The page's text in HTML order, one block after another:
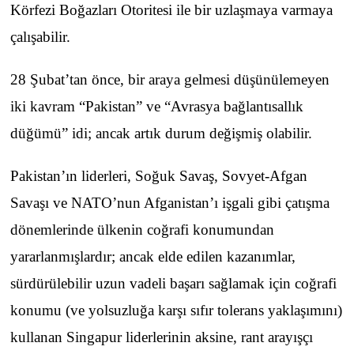
Körfezi Boğazları Otoritesi ile bir uzlaşmaya varmaya
çalışabilir.
28 Şubat’tan önce, bir araya gelmesi düşünülemeyen
iki kavram “Pakistan” ve “Avrasya bağlantısallık
düğümü” idi; ancak artık durum değişmiş olabilir.
Pakistan’ın liderleri, Soğuk Savaş, Sovyet-Afgan
Savaşı ve NATO’nun Afganistan’ı işgali gibi çatışma
dönemlerinde ülkenin coğrafi konumundan
yararlanmışlardır; ancak elde edilen kazanımlar,
sürdürülebilir uzun vadeli başarı sağlamak için coğrafi
konumu (ve yolsuzluğa karşı sıfır tolerans yaklaşımını)
kullanan Singapur liderlerinin aksine, rant arayışçı